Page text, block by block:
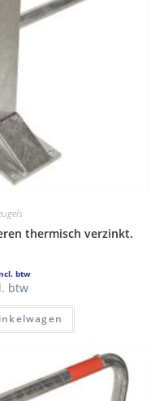
thermisch verzinkt.
btw
btw